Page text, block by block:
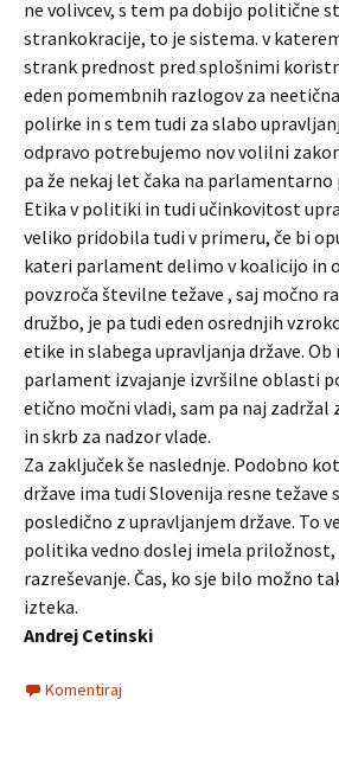
ne volivcev, s tem pa dobijo politične
strankokracije, to je sistema. v
strank prednost pred splošnimi
eden pomembnih razlogov za
polirke in s tem tudi za slabo
odpravo potrebujemo nov volilni
pa že nekaj let čaka na
Etika v politiki in tudi učinkovitost
veliko pridobila tudi v primeru, če bi
kateri parlament delimo v koalicijo in
povzroča številne težave , saj močno
družbo, je pa tudi eden osrednjih
etike in slabega upravljanja države.
parlament izvajanje izvršilne oblasti
etično močni vladi, sam pa naj
in skrb za nadzor vlade.
Za zaključek še naslednje. Podobno
države ima tudi Slovenija resne
posledično z upravljanjem države. To
politika vedno doslej imela priložnost,
razreševanje. Čas, ko sje bilo možno
izteka.
Andrej Cetinski
Komentiraj